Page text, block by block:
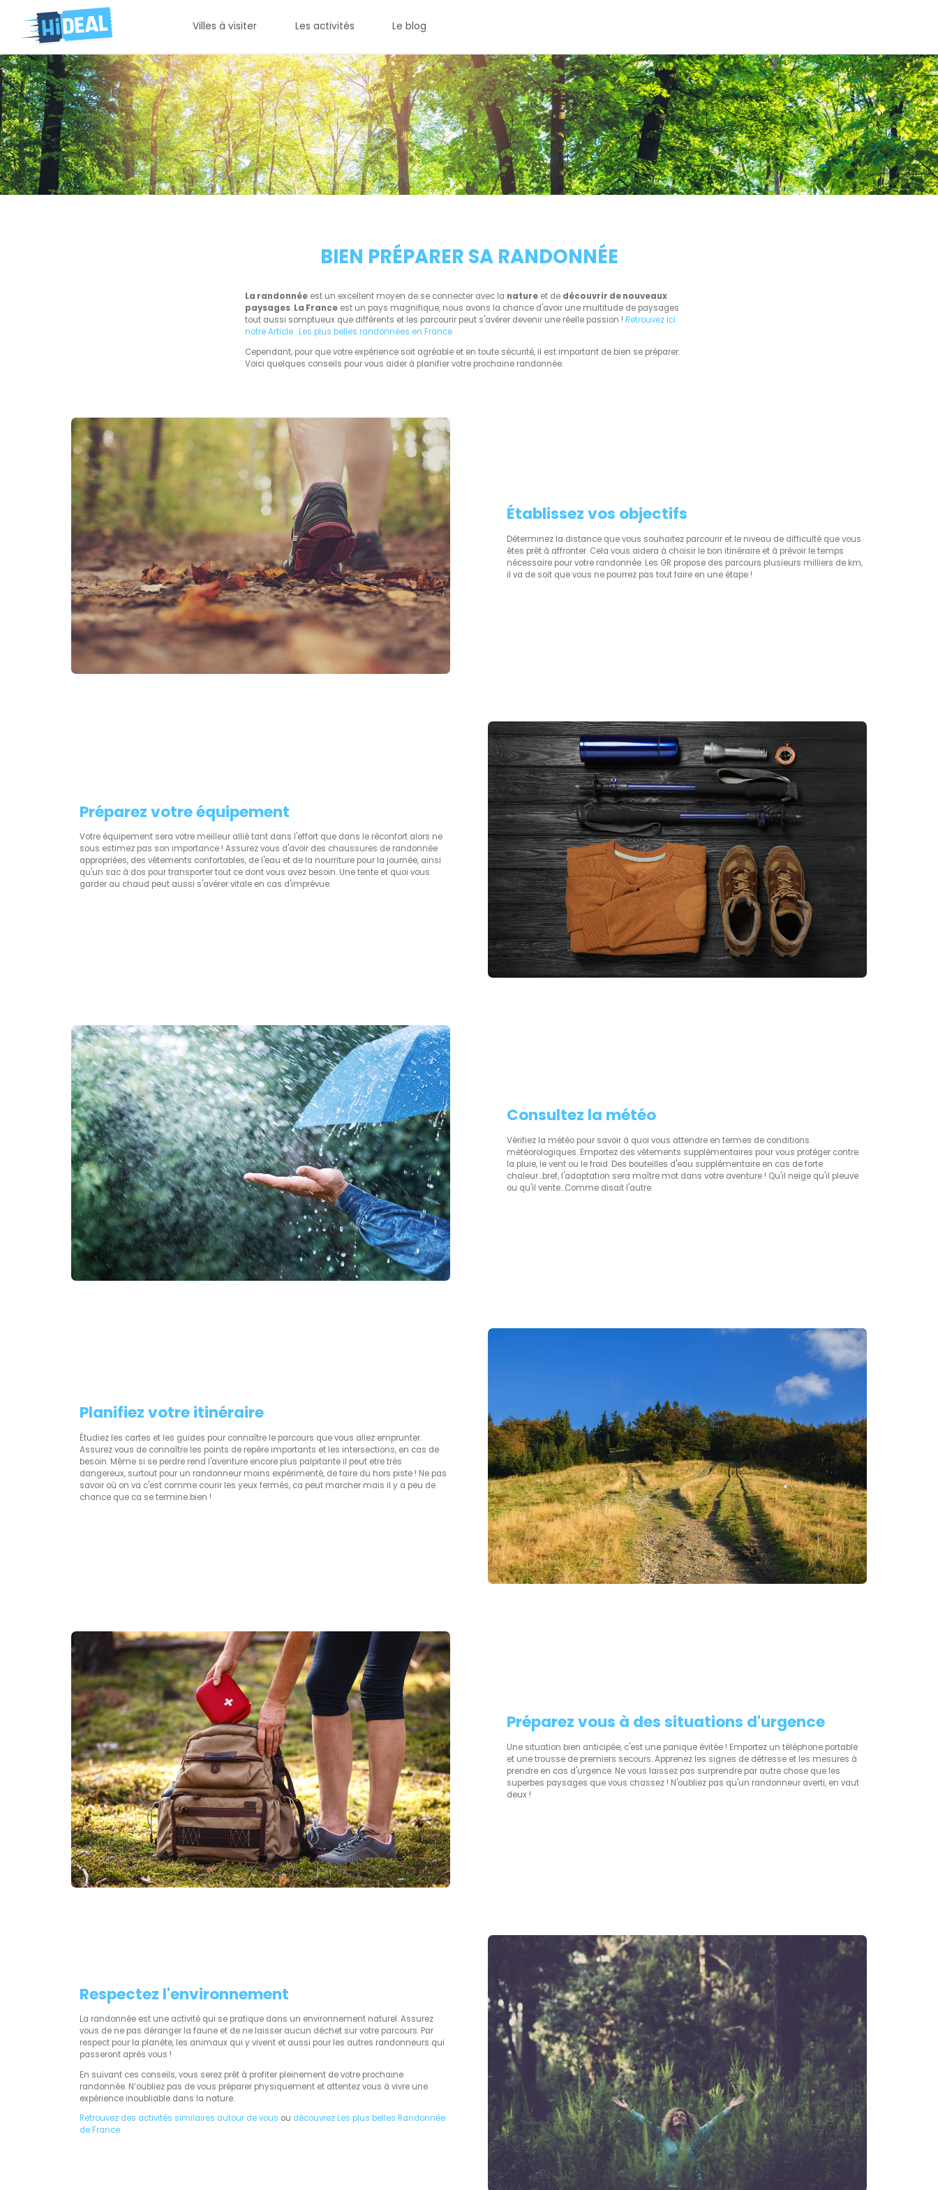
Villes à visiter Les activités Le blog
BIEN PRÉPARER SA RANDONNÉE
La randonnée est un excellent moyen de se connecter avec la nature et de découvrir de nouveaux
paysages. La France est un pays magnifique, nous avons la chance d'avoir une multitude de paysages
tout aussi somptueux que différents et les parcourir peut s'avérer devenir une réelle passion ! Retrouvez ici
notre Article : Les plus belles randonnées en France
Cependant, pour que votre expérience soit agréable et en toute sécurité, il est important de bien se préparer.
Voici quelques conseils pour vous aider à planifier votre prochaine randonnée.
Établissez vos objectifs
Déterminez la distance que vous souhaitez parcourir et le niveau de difficulté que vous
êtes prêt à affronter. Cela vous aidera à choisir le bon itinéraire et à prévoir le temps
nécessaire pour votre randonnée. Les GR propose des parcours plusieurs milliers de km,
il va de soit que vous ne pourrez pas tout faire en une étape !
Préparez votre équipement
Votre équipement sera votre meilleur allié tant dans l'effort que dans le réconfort alors ne
sous estimez pas son importance ! Assurez vous d'avoir des chaussures de randonnée
appropriées, des vêtements confortables, de l'eau et de la nourriture pour la journée, ainsi
qu'un sac à dos pour transporter tout ce dont vous avez besoin. Une tente et quoi vous
garder au chaud peut aussi s'avérer vitale en cas d'imprévue.
Consultez la météo
Vérifiez la météo pour savoir à quoi vous attendre en termes de conditions
météorologiques. Emportez des vêtements supplémentaires pour vous protéger contre
la pluie, le vent ou le froid. Des bouteilles d'eau supplémentaire en cas de forte
chaleur...bref, l'adaptation sera maître mot dans votre aventure ! Qu'il neige qu'il pleuve
ou qu'il vente...Comme disait l'autre.
Planifiez votre itinéraire
Étudiez les cartes et les guides pour connaître le parcours que vous allez emprunter.
Assurez vous de connaître les points de repère importants et les intersections, en cas de
besoin. Même si se perdre rend l'aventure encore plus palpitante il peut etre très
dangereux, surtout pour un randonneur moins expérimenté, de faire du hors piste ! Ne pas
savoir où on va c'est comme courir les yeux fermés, ca peut marcher mais il y a peu de
chance que ca se termine bien !
Préparez vous à des situations d'urgence
Une situation bien anticipée, c'est une panique évitée ! Emportez un téléphone portable
et une trousse de premiers secours. Apprenez les signes de détresse et les mesures à
prendre en cas d'urgence. Ne vous laissez pas surprendre par autre chose que les
superbes paysages que vous chassez ! N'oubliez pas qu'un randonneur averti, en vaut
deux !
Respectez l'environnement
La randonnée est une activité qui se pratique dans un environnement naturel. Assurez
vous de ne pas déranger la faune et de ne laisser aucun déchet sur votre parcours. Par
respect pour la planète, les animaux qui y vivent et aussi pour les autres randonneurs qui
passeront après vous !
En suivant ces conseils, vous serez prêt à profiter pleinement de votre prochaine
randonnée. N’oubliez pas de vous préparer physiquement et attentez vous à vivre une
expérience inoubliable dans la nature.
Retrouvez des activités similaires autour de vous ou découvrez Les plus belles Randonnée
de France